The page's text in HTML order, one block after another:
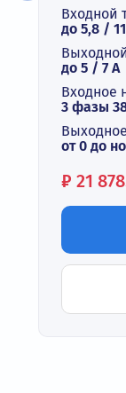
Входной
до 5,8 /
до 5 / 7 A
Входное
3 фазы
от 0 до
Цена:
₽ 21